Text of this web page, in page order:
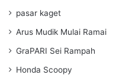
pasar kaget
Arus Mudik Mulai Ramai
GraPARI Sei Rampah
Honda Scoopy